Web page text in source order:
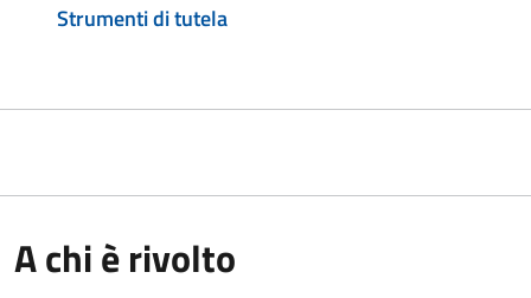
Strumenti di tutela
A chi è rivolto